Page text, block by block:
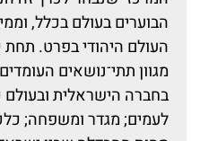
הבוערים בעולם בכלל,
העולם היהודי בפרט.
מגוון תתי־נושאים
בחברה הישראלית ובעולם
לעמים; מגדר ומשפחה;